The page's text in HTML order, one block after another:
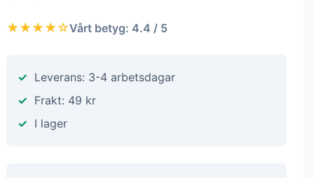
★★★★☆Vårt betyg: 4.4 / 5
Leverans: 3-4 arbetsdagar
Frakt: 49 kr
I lager